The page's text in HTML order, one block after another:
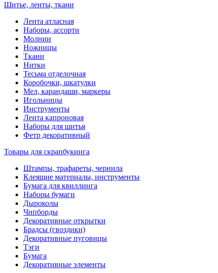
Шитье, ленты, ткани
Лента атласная
Наборы, ассорти
Молнии
Ножницы
Ткани
Нитки
Тесьма отделочная
Коробочки, шкатулки
Мел, карандаши, маркеры
Игольницы
Инструменты
Лента капроновая
Наборы для шитья
Фетр декоративный
Товары для скрапбукинга
Штампы, трафареты, чернила
Клеящие материалы, инструменты
Бумага для квиллинга
Наборы бумаги
Дыроколы
Чипборды
Декоративные открытки
Брадсы (гвоздики)
Декоративные пуговицы
Тэги
Бумага
Декоративные элементы